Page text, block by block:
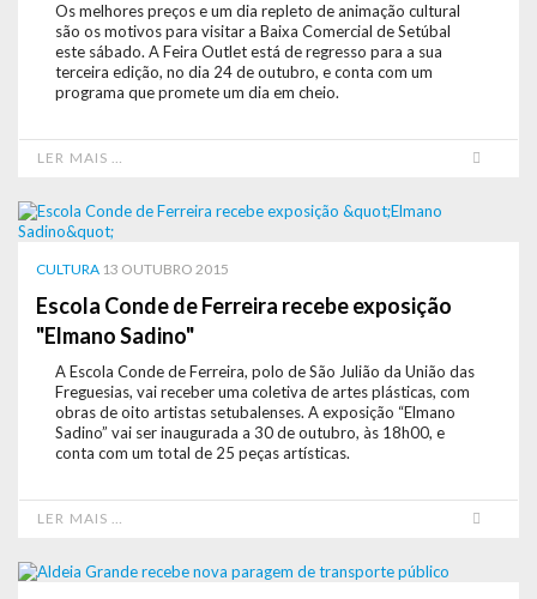
Os melhores preços e um dia repleto de animação cultural
são os motivos para visitar a Baixa Comercial de Setúbal
este sábado. A Feira Outlet está de regresso para a sua
terceira edição, no dia 24 de outubro, e conta com um
programa que promete um dia em cheio.
LER MAIS …
Escola Conde de Ferreira recebe exposição
"Elmano Sadino"
CULTURA 13 OUTUBRO 2015
A Escola Conde de Ferreira, polo de São Julião da União das
Freguesias, vai receber uma coletiva de artes plásticas, com
obras de oito artistas setubalenses. A exposição “Elmano
Sadino” vai ser inaugurada a 30 de outubro, às 18h00, e
conta com um total de 25 peças artísticas.
LER MAIS …